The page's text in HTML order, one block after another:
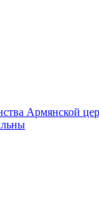
Армянской